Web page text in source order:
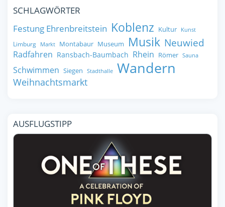
SCHLAGWÖRTER
Festung Ehrenbreitstein Koblenz Kultur Kunst
Limburg Markt Montabaur Museum Musik Neuwied
Radfahren Ransbach-Baumbach Rhein Römer Sauna
Schwimmen Siegen Stadthalle Wandern
Weihnachtsmarkt
AUSFLUGSTIPP